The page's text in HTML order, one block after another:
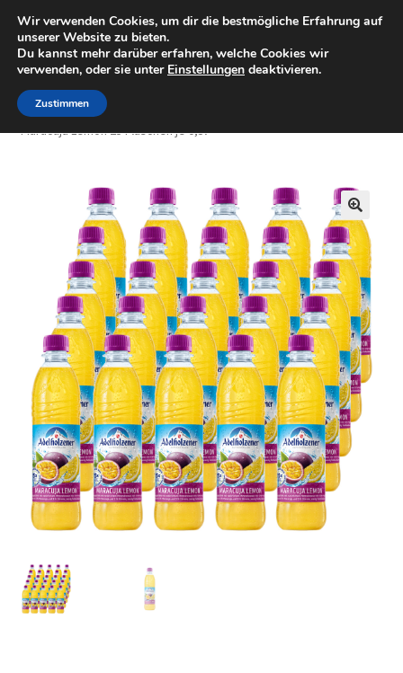
Zur
Navigation
springen
Zum
Inhalt
springen
Minigolfartikel
Shop
Mein Konto
Start Getränke
Maracuja Lemon 25 Flaschen je 0,5l
🔍
Wir verwenden Cookies, um dir die bestmögliche Erfahrung auf
unserer Website zu bieten.
Du kannst mehr darüber erfahren, welche Cookies wir
verwenden, oder sie unter Einstellungen deaktivieren.
Zustimmen